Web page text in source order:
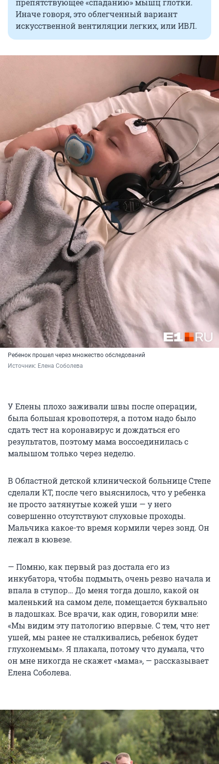
препятствующее «спаданию» мышц глотки.
Иначе говоря, это облегченный вариант
искусственной вентиляции легких, или ИВЛ.
Ребенок прошел через множество обследований
Источник: Елена Соболева
У Елены плохо заживали швы после операции,
была большая кровопотеря, а потом надо было
сдать тест на коронавирус и дождаться его
результатов, поэтому мама воссоединилась с
малышом только через неделю.
В Областной детской клинической больнице Степе
сделали КТ, после чего выяснилось, что у ребенка
не просто затянутые кожей уши — у него
совершенно отсутствуют слуховые проходы.
Мальчика какое-то время кормили через зонд. Он
лежал в кювезе.
— Помню, как первый раз достала его из
инкубатора, чтобы подмыть, очень резво начала и
впала в ступор… До меня тогда дошло, какой он
маленький на самом деле, помещается буквально
в ладошках. Все врачи, как один, говорили мне:
«Мы видим эту патологию впервые. С тем, что нет
ушей, мы ранее не сталкивались, ребенок будет
глухонемым». Я плакала, потому что думала, что
он мне никогда не скажет «мама», — рассказывает
Елена Соболева.